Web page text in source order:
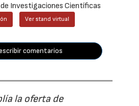
Investigaciones Científicas
Ver stand virtual
comentarios
la oferta de